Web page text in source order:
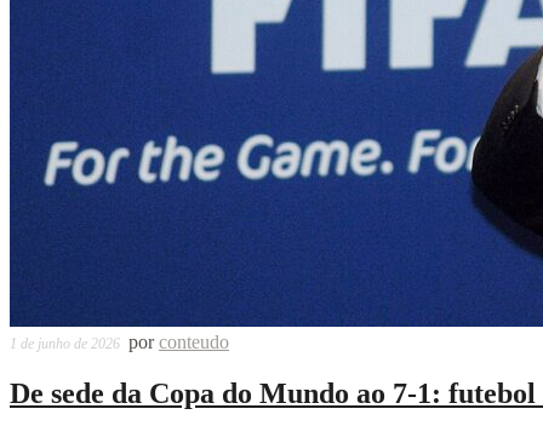
1 de junho de 2026 porconteudo
De sede da Copa do Mundo ao 7-1: